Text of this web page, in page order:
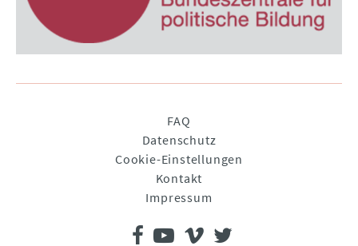
FAQ
Datenschutz
Cookie-Einstellungen
Kontakt
Impressum